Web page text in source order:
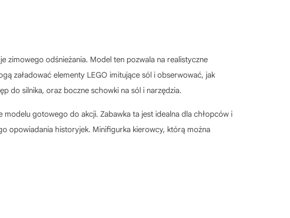
zimowego odśnieżania. Model ten pozwala na realistyczne
załadować elementy LEGO imitujące sól i obserwować, jak
do silnika, oraz boczne schowki na sól i narzędzia.
gotowego do akcji. Zabawka ta jest idealna dla chłopców i
opowiadania historyjek. Minifigurka kierowcy, którą można